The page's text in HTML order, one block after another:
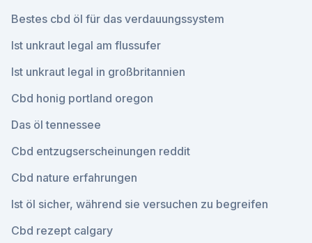
Bestes cbd öl für das verdauungssystem
Ist unkraut legal am flussufer
Ist unkraut legal in großbritannien
Cbd honig portland oregon
Das öl tennessee
Cbd entzugserscheinungen reddit
Cbd nature erfahrungen
Ist öl sicher, während sie versuchen zu begreifen
Cbd rezept calgary